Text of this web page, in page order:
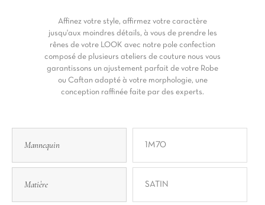
Affinez votre style, affirmez votre caractère
jusqu'aux moindres détails, à vous de prendre les
rênes de votre LOOK avec notre pole confection
composé de plusieurs ateliers de couture nous vous
garantissons un ajustement parfait de votre Robe
ou Caftan adapté à votre morphologie, une
conception raffinée faite par des experts.
Mannequin 1M70
Matière SATIN